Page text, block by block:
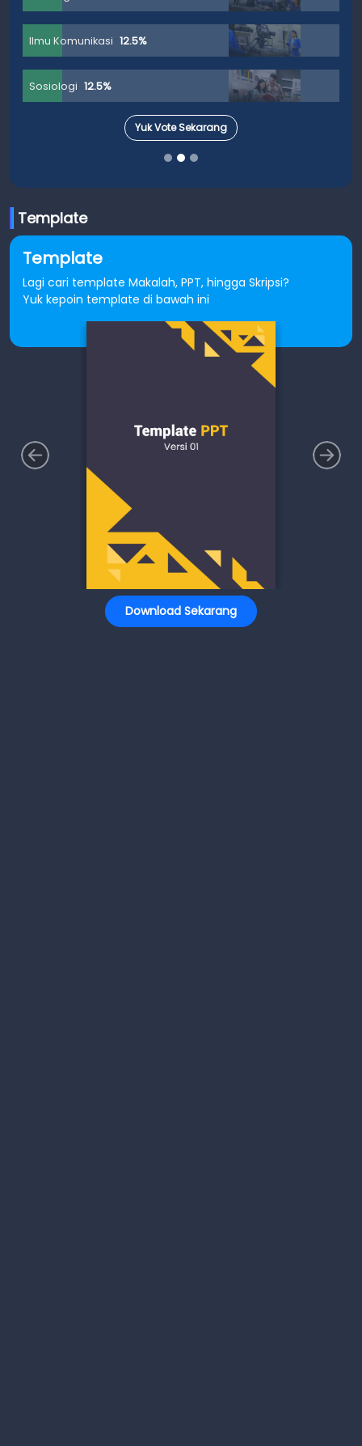
Ilmu Komunikasi 12.5%
Sosiologi 12.5%
Yuk Vote Sekarang
Template
Template
Lagi cari template Makalah, PPT, hingga Skripsi?
Yuk kepoin template di bawah ini
Download Sekarang